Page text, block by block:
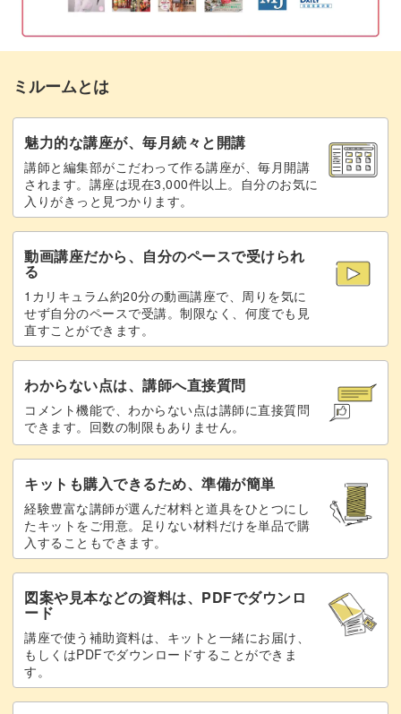
ものアートにメッセージ性やストーリー性をプラス！
ぜひこの機会に作り方をマスターして、さっそくサロンワ
ークに活かしてみてくださいね♪
黄身を描く
黄身に影をつける 18:15
目玉焼きをコーティングする
まとめ
ミルームとは
魅力的な講座が、毎月続々と開講
講師と編集部がこだわって作る講座が、毎月開講
されます。講座は現在3,000件以上。自分のお気に
入りがきっと見つかります。
動画講座だから、自分のペースで受けられ
る
1カリキュラム約20分の動画講座で、周りを気に
せず自分のペースで受講。制限なく、何度でも見
直すことができます。
わからない点は、講師へ直接質問
コメント機能で、わからない点は講師に直接質問
できます。回数の制限もありません。
キットも購入できるため、準備が簡単
経験豊富な講師が選んだ材料と道具をひとつにし
たキットをご用意。足りない材料だけを単品で購
入することもできます。
図案や見本などの資料は、PDFでダウンロ
ード
講座で使う補助資料は、キットと一緒にお届け、
もしくはPDFでダウンロードすることができま
す。